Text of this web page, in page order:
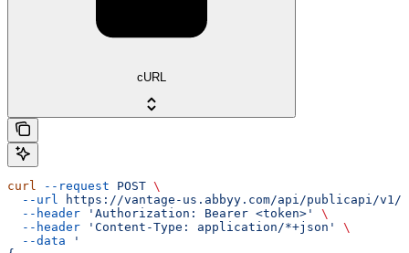
cURL
curl --request POST \
  --url
https://vantage-us.abbyy.com/api/publicapi/v1/
  --header
'Authorization: Bearer <token>'
\
  --header
'Content-Type: application/*+json'
\
  --data
'